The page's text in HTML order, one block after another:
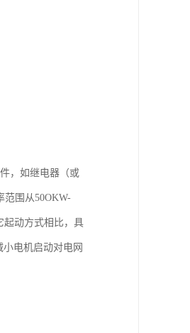
，如继电器（或
范围从50OKW-
起动方式相比，具
电机启动对电网